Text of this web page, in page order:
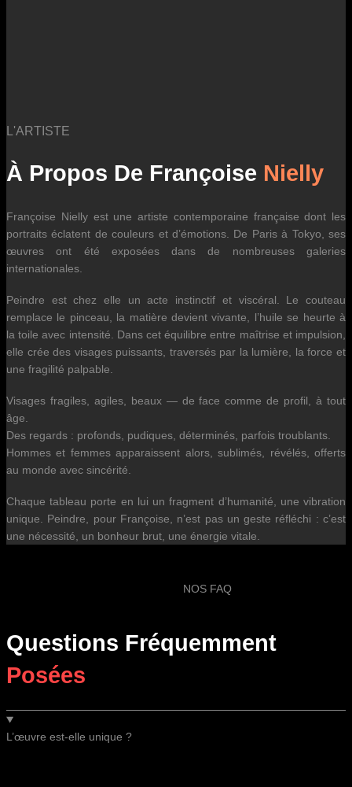
L'ARTISTE
À Propos De Françoise Nielly
Françoise Nielly est une artiste contemporaine française dont les
portraits éclatent de couleurs et d’émotions. De Paris à Tokyo, ses
œuvres ont été exposées dans de nombreuses galeries
internationales.
Peindre est chez elle un acte instinctif et viscéral. Le couteau
remplace le pinceau, la matière devient vivante, l’huile se heurte à
la toile avec intensité. Dans cet équilibre entre maîtrise et impulsion,
elle crée des visages puissants, traversés par la lumière, la force et
une fragilité palpable.
Visages fragiles, agiles, beaux — de face comme de profil, à tout
âge.
Des regards : profonds, pudiques, déterminés, parfois troublants.
Hommes et femmes apparaissent alors, sublimés, révélés, offerts
au monde avec sincérité.
Chaque tableau porte en lui un fragment d’humanité, une vibration
unique. Peindre, pour Françoise, n’est pas un geste réfléchi : c’est
une nécessité, un bonheur brut, une énergie vitale.
NOS FAQ
Questions Fréquemment
Posées
L’œuvre est-elle unique ?